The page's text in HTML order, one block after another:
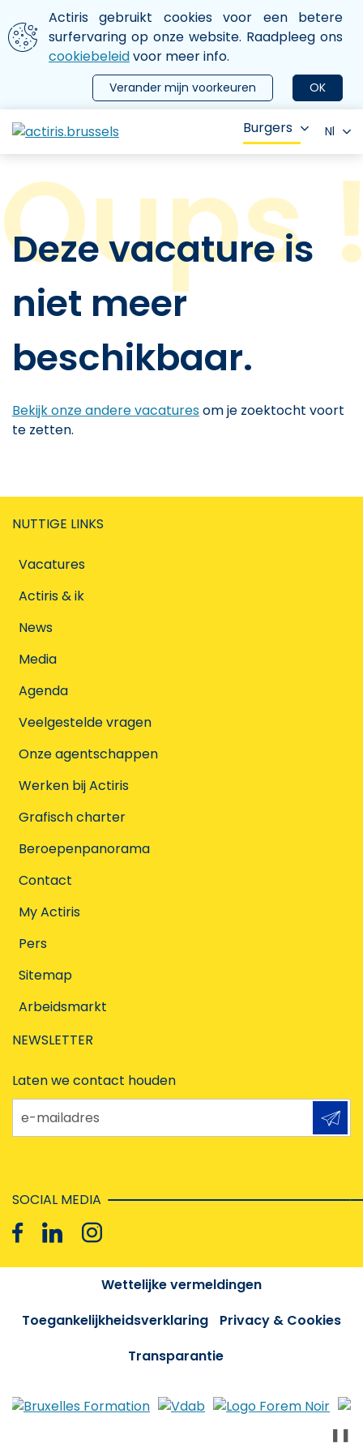
Aller au contenu principal
We gebruiken cookies
Actiris gebruikt cookies voor een betere
surfervaring op onze website. Raadpleeg ons
cookiebeleidvoor meer info.
OK
Verander mijn voorkeuren
le menu
Burgers Nl
Deze vacature is
niet meer
beschikbaar.
Bekijk onze andere vacaturesom je zoektocht voort
te zetten.
NUTTIGE LINKS
Vacatures
Actiris & ik
News
Media
Agenda
Veelgestelde vragen
Onze agentschappen
Werken bij Actiris
Grafisch charter
Beroepenpanorama
Contact
My Actiris
Pers
Sitemap
Arbeidsmarkt
NEWSLETTER
Laten we contact houden
e-mailadres
SOCIAL MEDIA
Wettelijke vermeldingen
Toegankelijkheidsverklaring
Privacy & Cookies
Transparantie
❚❚